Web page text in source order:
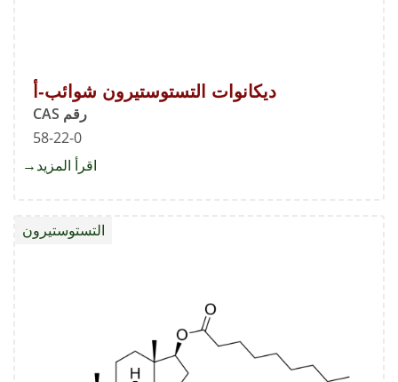
ديكانوات التستوستيرون شوائب-أ
رقم CAS
58-22-0
اقرأ المزيد
التستوستيرون